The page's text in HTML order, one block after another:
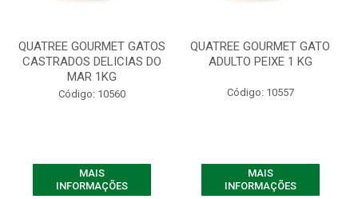
QUATREE GOURMET GATOS
CASTRADOS DELICIAS DO
MAR 1KG
Código: 10560
MAIS
INFORMAÇÕES
QUATREE GOURMET GATO
ADULTO PEIXE 1 KG
Código: 10557
MAIS
INFORMAÇÕES